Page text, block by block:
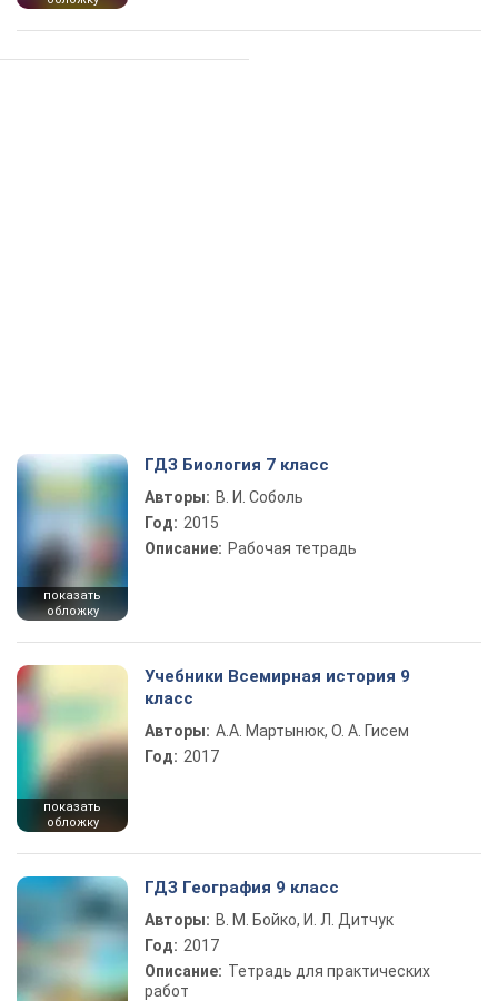
показать
обложку
ГДЗ Биология 7 класс
Авторы: В. И. Соболь
Год: 2015
Описание: Рабочая тетрадь
показать
обложку
Учебники Всемирная история 9
класс
Авторы: А.А. Мартынюк, О. А. Гисем
Год: 2017
ГДЗ География 9 класс
Авторы: В. М. Бойко, И. Л. Дитчук
Год: 2017
Описание: Тетрадь для практических
работ